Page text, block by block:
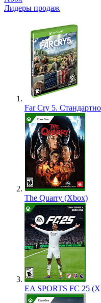
Лидеры продаж
Far Cry 5.
The Quarry (Xbox)
EA SPORTS FC 25